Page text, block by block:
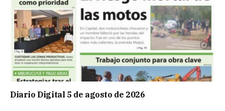
Diario Digital 5 de agosto de 2026